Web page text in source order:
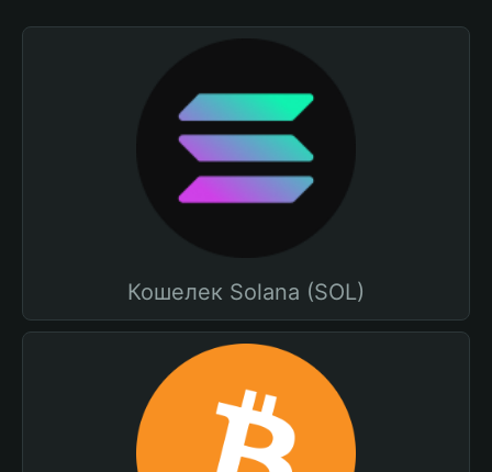
Кошелек Solana (SOL)